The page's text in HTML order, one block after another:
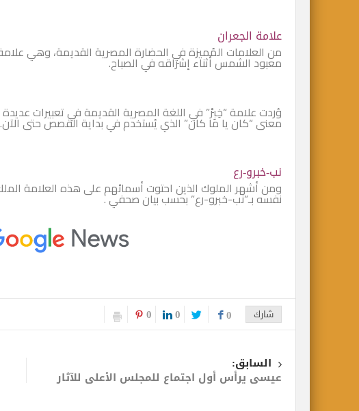
علامة الجعران
من العلامات المُميزة في الحضارة المصرية القديمة، وهي
معبود الشمس أثناء إشراقه في الصباح.
وُردت علامة “خِبِرْ” في اللغة المصرية القديمة في تعبيرات
معنى “كان يا ما كان” الذي يُستخدم في بداية القصص حتى الآن.
نب-خبرو-رع
ومن أشهر الملوك الذين احتوت أسمائهم على هذه العلامة
نفسه بـ”نب-خبرو-رع” بحسب بيان صحفي .
شارك 0
0
0
السابق:
عيسى يرأس أول اجتماع للمجلس الأعلى للآثار